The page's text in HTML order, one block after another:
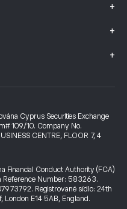
+
+
+
Cyprus Securities Exchange
109/10. Company No.
CENTRE, FLOOR 7, 4
Financial Conduct Authority (FCA)
Reference Number: 583263.
Registrované sídlo: 24th
London E14 5AB, England.